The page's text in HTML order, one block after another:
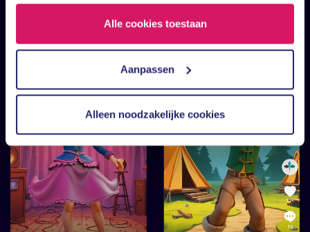
Alle cookies toestaan
Aanpassen
Alleen noodzakelijke cookies